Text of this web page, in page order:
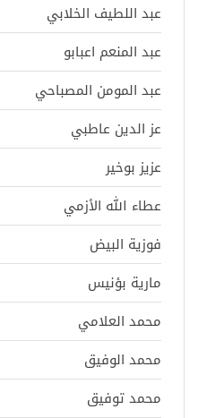
عبد اللطيف الخلابي
عبد المنعم اعبابو
عبد المومن المصباحي
عز الدين عاطبي
عزيز بوخير
عطاء الله الأزمي
فوزية البيض
مارية بؤنيس
محمد العلامي
محمد الوفيق
محمد توفيق